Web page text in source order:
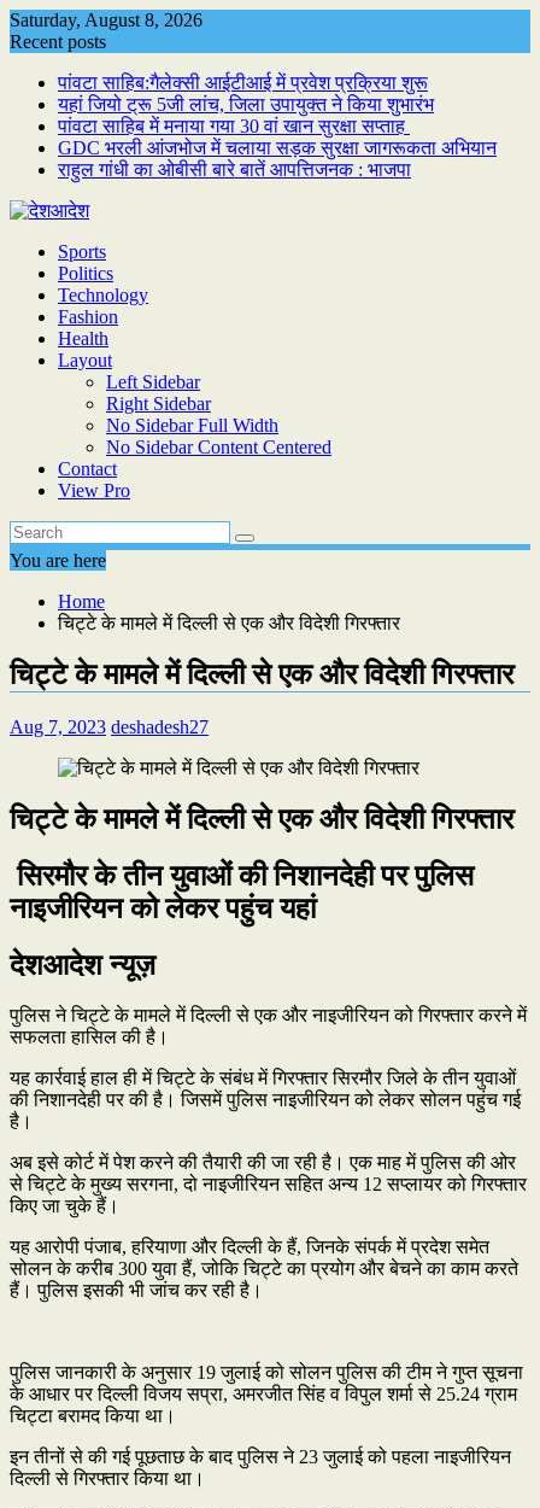
Skip
to
Saturday, August 8, 2026
Recent posts
पांवटा साहिब:गैलेक्सी आईटीआई में प्रवेश प्रक्रिया शुरू
यहां जियो ट्रू 5जी लांच, जिला उपायुक्त ने किया शुभारंभ
पांवटा साहिब में मनाया गया 30 वां खान सुरक्षा सप्ताह
GDC भरली आंजभोज में चलाया सड़क सुरक्षा जागरूकता अभियान
राहुल गांधी का ओबीसी बारे बातें आपत्तिजनक : भाजपा
Sports
Politics
Technology
Fashion
Health
Layout
Left Sidebar
Right Sidebar
No Sidebar Full Width
No Sidebar Content Centered
Contact
View Pro
You are here
Home
चिट्टे के मामले में दिल्ली से एक और विदेशी गिरफ्तार
चिट्टे के मामले में दिल्ली से एक और विदेशी गिरफ्तार
Aug 7, 2023 deshadesh27
चिट्टे के मामले में दिल्ली से एक और विदेशी गिरफ्तार
सिरमौर के तीन युवाओं की निशानदेही पर पुलिस
नाइजीरियन को लेकर पहुंच यहां
देशआदेश न्यूज़
पुलिस ने चिट्टे के मामले में दिल्ली से एक और नाइजीरियन को गिरफ्तार करने में
सफलता हासिल की है।
यह कार्रवाई हाल ही में चिट्टे के संबंध में गिरफ्तार सिरमौर जिले के तीन युवाओं
की निशानदेही पर की है। जिसमें पुलिस नाइजीरियन को लेकर सोलन पहुंच गई
है।
अब इसे कोर्ट में पेश करने की तैयारी की जा रही है। एक माह में पुलिस की ओर
से चिट्टे के मुख्य सरगना, दो नाइजीरियन सहित अन्य 12 सप्लायर को गिरफ्तार
किए जा चुके हैं।
यह आरोपी पंजाब, हरियाणा और दिल्ली के हैं, जिनके संपर्क में प्रदेश समेत
सोलन के करीब 300 युवा हैं, जोकि चिट्टे का प्रयोग और बेचने का काम करते
हैं। पुलिस इसकी भी जांच कर रही है।
पुलिस जानकारी के अनुसार 19 जुलाई को सोलन पुलिस की टीम ने गुप्त सूचना
के आधार पर दिल्ली विजय सप्रा, अमरजीत सिंह व विपुल शर्मा से 25.24 ग्राम
चिट्टा बरामद किया था।
इन तीनों से की गई पूछताछ के बाद पुलिस ने 23 जुलाई को पहला नाइजीरियन
दिल्ली से गिरफ्तार किया था।